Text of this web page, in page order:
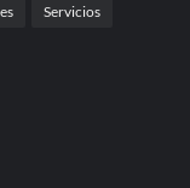
Servicios